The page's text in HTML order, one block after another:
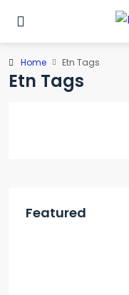
Home Etn Tags
Etn Tags
Featured